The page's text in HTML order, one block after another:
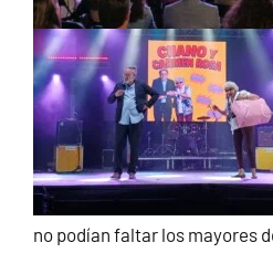
no podían faltar los mayores